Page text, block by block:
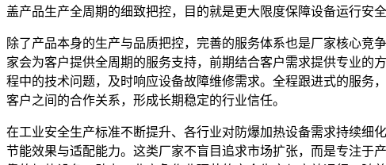
盖产品生产全周期的细致把控，目的就是更大限度保障设备运行安
除了产品本身的生产与品质把控，完善的服务体系也是厂家核心竞
家会为客户提供全周期的服务支持，前期结合客户需求提供专业的
程中的技术问题，及时响应设备故障维修需求。全程跟进式的服务
客户之间的合作关系，形成长期稳定的行业信任。
在工业安全生产标准不断提升、各行业对防爆加热设备需求持续细
节能效果与适配能力。这类厂家不盲目追求市场扩张，而是专注于